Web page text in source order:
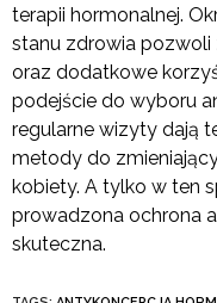
terapii hormonalnej.
stanu zdrowia
oraz dodatkowe
podejście do wyboru
regularne wizyty dają
metody do
kobiety. A tylko w ten
prowadzona ochrona
skuteczna.